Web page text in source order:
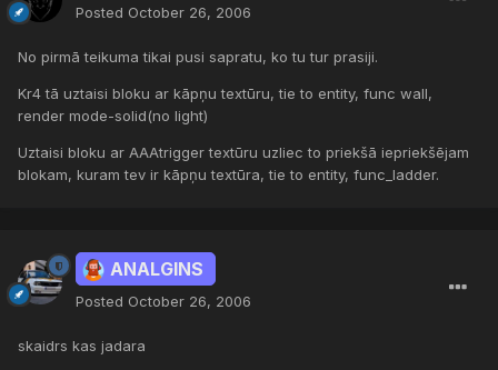
Posted October 26, 2006
No pirmā teikuma tikai pusi sapratu, ko tu tur prasiji.
Kr4 tā uztaisi bloku ar kāpņu textūru, tie to entity, func wall,
render mode-solid(no light)
Uztaisi bloku ar AAAtrigger textūru uzliec to priekšā iepriekšējam
blokam, kuram tev ir kāpņu textūra, tie to entity, func_ladder.
ANALGINS
Posted October 26, 2006
skaidrs kas jadara